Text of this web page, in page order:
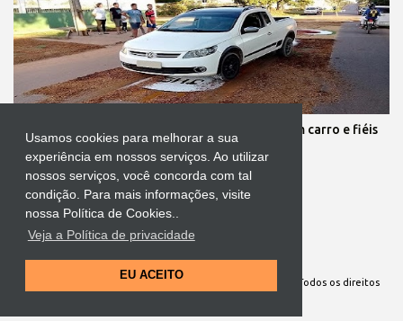
Usamos cookies para melhorar a sua
experiência em nossos serviços. Ao utilizar
nossos serviços, você concorda com tal
condição. Para mais informações, visite
nossa Política de Cookies..
Veja a Política de privacidade
EU ACEITO
Protestante destrói tapete de Corpus Christi com carro e fiéis
se revoltam
Tecnologia do Blogger
Site Oficial da Comunidade Nossa Senhora cuida de mim. Todos os direitos